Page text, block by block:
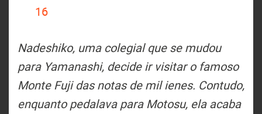
16
Nadeshiko, uma colegial que se mudou
para Yamanashi, decide ir visitar o famoso
Monte Fuji das notas de mil ienes. Contudo,
enquanto pedalava para Motosu, ela acaba